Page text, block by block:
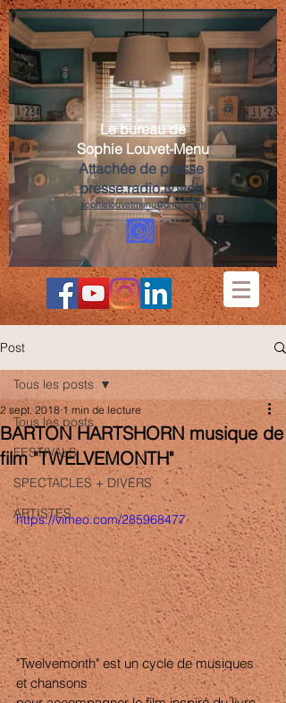
Le bureau de
Sophie Louvet-Menu
Attachée de presse
presse.radio.tv.web
sophielouvetmenu@gmail.com
Post
Tous les posts
FESTIVALS
SPECTACLES + DIVERS
ARTISTES
Tous les posts
BARTON HARTSHORN musique de
film "TWELVEMONTH"
2 sept. 2018 1 min de lecture
https://vimeo.com/285968477
"Twelvemonth" est un cycle de musiques
et chansons